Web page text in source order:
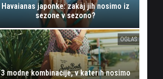
Havaianas japonke: zakaj jih nosimo iz
sezone v sezono?
OGLAS
3 modne kombinacije, v katerih nosimo